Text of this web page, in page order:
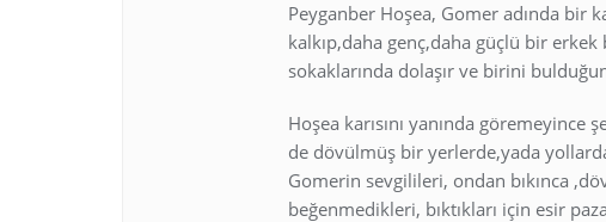
Peyganber Hoşea, Gomer adında bir
kalkıp,daha genç,daha güçlü bir
sokaklarında dolaşır ve birini
Hoşea karısını yanında göremeyince
de dövülmüş bir yerlerde,yada
Gomerin sevgilileri, ondan bıkınca
beğenmedikleri, bıktıkları için esir